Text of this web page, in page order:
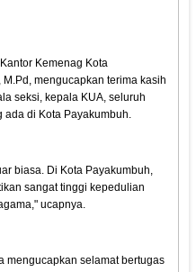
Kemenag Kota
mengucapkan terima kasih
seksi, kepala KUA, seluruh
ada di Kota Payakumbuh.
biasa. Di Kota Payakumbuh,
sangat tinggi kepedulian
ucapnya.
mengucapkan selamat bertugas